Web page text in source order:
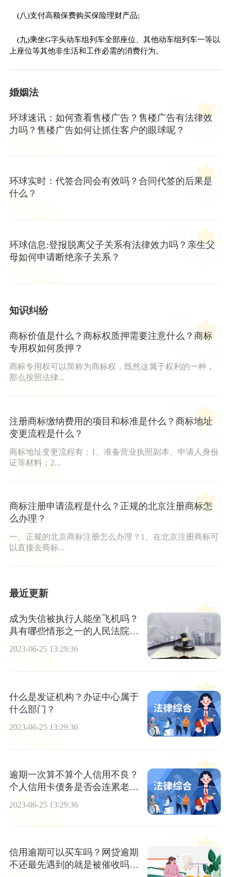
(八)支付高额保费购买保险理财产品;
(九)乘坐G字头动车组列车全部座位、其他动车组列车一等以
上座位等其他非生活和工作必需的消费行为。
婚姻法
环球速讯：如何查看售楼广告？售楼广告有法律效
力吗？售楼广告如何让抓住客户的眼球呢？
环球实时：代签合同会有效吗？合同代签的后果是
什么？
环球信息:登报脱离父子关系有法律效力吗？亲生父
母如何申请断绝亲子关系？
知识纠纷
商标价值是什么？商标权质押需要注意什么？商标
专用权如何质押？
商标专用权可以简称为商标权，既然这属于权利的一种，
那么按照法律...
注册商标缴纳费用的项目和标准是什么？商标地址
变更流程是什么？
商标地址变更流程有：1、准备营业执照副本、申请人身份
证等材料；2...
商标注册申请流程是什么？正规的北京注册商标怎
么办理？
一、正规的北京商标注册怎么办理？1、在北京注册商标可
以直接去商标...
最近更新
成为失信被执行人能坐飞机吗？
具有哪些情形之一的人民法院应
当将其纳入失信被执行人名单？
2023-06-25 13:29:36
什么是发证机构？办证中心属于
什么部门？
2023-06-25 13:29:36
逾期一次算不算个人信用不良？
个人信用卡债务是否会连累老
2023-06-25 13:29:36
信用逾期可以买车吗？网贷逾期
不还最先遇到的就是被催收吗？